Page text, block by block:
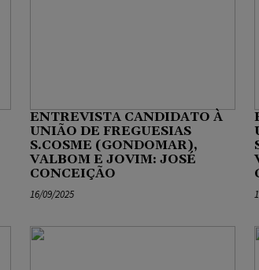
ENTREVISTA CANDIDATO À
UNIÃO DE FREGUESIAS
S.COSME (GONDOMAR),
VALBOM E JOVIM: JOSÉ
CONCEIÇÃO
16/09/2025